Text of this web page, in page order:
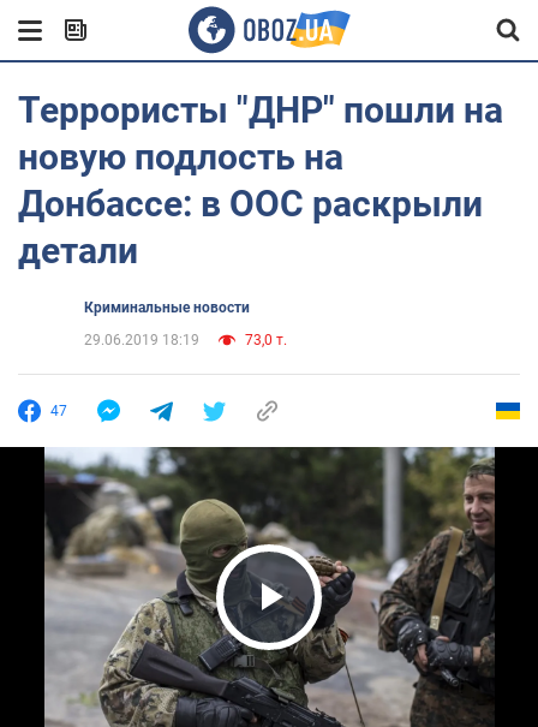
Террористы "ДНР" пошли на
новую подлость на
Донбассе: в ООС раскрыли
детали
Криминальные новости
29.06.2019 18:19
73,0 т.
47
Play Video